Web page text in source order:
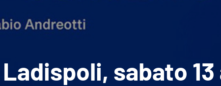
Ladispoli, sabato